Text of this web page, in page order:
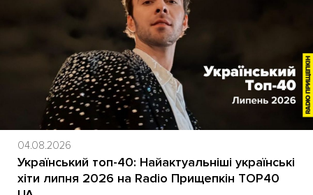
04.08.2026
Український топ-40: Найактуальніші українські
хіти липня 2026 на Radio Прищепкін TOP40